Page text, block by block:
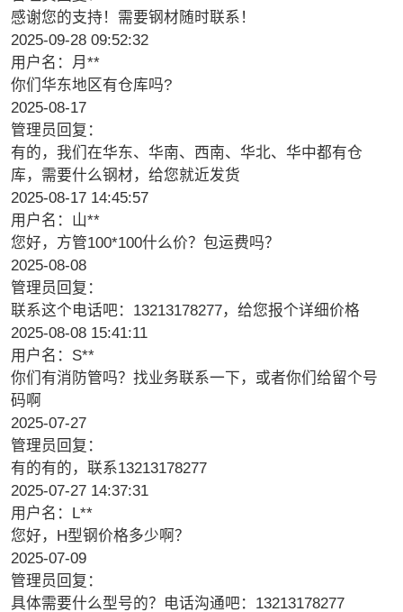
感谢您的支持！需要钢材随时联系！
2025-09-28 09:52:32
用户名：月**
你们华东地区有仓库吗?
2025-08-17
管理员回复：
有的，我们在华东、华南、西南、华北、华中都有仓
库，需要什么钢材，给您就近发货
2025-08-17 14:45:57
用户名：山**
您好，方管100*100什么价？包运费吗？
2025-08-08
管理员回复：
联系这个电话吧：13213178277，给您报个详细价格
2025-08-08 15:41:11
用户名：S**
你们有消防管吗？找业务联系一下，或者你们给留个号
码啊
2025-07-27
管理员回复：
有的有的，联系13213178277
2025-07-27 14:37:31
用户名：L**
您好，H型钢价格多少啊？
2025-07-09
管理员回复：
具体需要什么型号的？电话沟通吧：13213178277